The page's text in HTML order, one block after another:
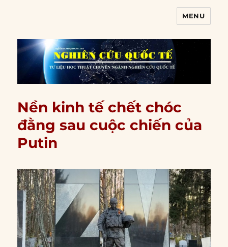
MENU
Nền kinh tế chết chóc
đằng sau cuộc chiến của
Putin